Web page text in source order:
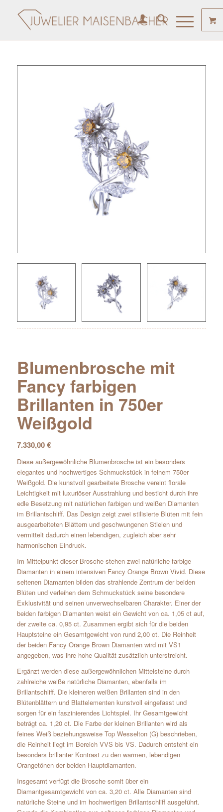
Blumenbrosche mit
Fancy farbigen
Brillanten in 750er
Weißgold
7.330,00€
Diese außergewöhnliche Blumenbrosche ist ein besonders
elegantes und hochwertiges Schmuckstück in feinem 750er
Weißgold. Die kunstvoll gearbeitete Brosche vereint florale
Leichtigkeit mit luxuriöser Ausstrahlung und besticht durch ihre
edle Besetzung mit natürlichen farbigen und weißen Diamanten
im Brillantschliff. Das Design zeigt zwei stilisierte Blüten mit fein
ausgearbeiteten Blättern und geschwungenen Stielen und
vermittelt dadurch einen lebendigen, zugleich aber sehr
harmonischen Eindruck.
Im Mittelpunkt dieser Brosche stehen zwei natürliche farbige
Diamanten in einem intensiven Fancy Orange Brown Vivid. Diese
seltenen Diamanten bilden das strahlende Zentrum der beiden
Blüten und verleihen dem Schmuckstück seine besondere
Exklusivität und seinen unverwechselbaren Charakter. Einer der
beiden farbigen Diamanten weist ein Gewicht von ca. 1,05 ct auf,
der zweite ca. 0,95 ct. Zusammen ergibt sich für die beiden
Hauptsteine ein Gesamtgewicht von rund 2,00 ct. Die Reinheit
der beiden Fancy Orange Brown Diamanten wird mit VS1
angegeben, was ihre hohe Qualität zusätzlich unterstreicht.
Ergänzt werden diese außergewöhnlichen Mittelsteine durch
zahlreiche weiße natürliche Diamanten, ebenfalls im
Brillantschliff. Die kleineren weißen Brillanten sind in den
Blütenblättern und Blattelementen kunstvoll eingefasst und
sorgen für ein faszinierendes Lichtspiel. Ihr Gesamtgewicht
beträgt ca. 1,20 ct. Die Farbe der kleinen Brillanten wird als
feines Weiß beziehungsweise Top Wesselton (G) beschrieben,
die Reinheit liegt im Bereich VVS bis VS. Dadurch entsteht ein
besonders brillanter Kontrast zu den warmen, lebendigen
Orangetönen der beiden Hauptdiamanten.
Insgesamt verfügt die Brosche somit über ein
Diamantgesamtgewicht von ca. 3,20 ct. Alle Diamanten sind
natürliche Steine und im hochwertigen Brillantschliff ausgeführt.